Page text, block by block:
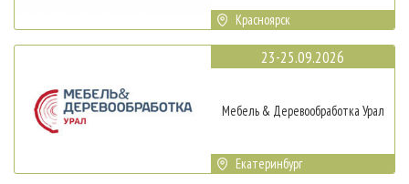
Красноярск
23-25.09.2026
Мебель & Деревообработка Урал
Екатеринбург